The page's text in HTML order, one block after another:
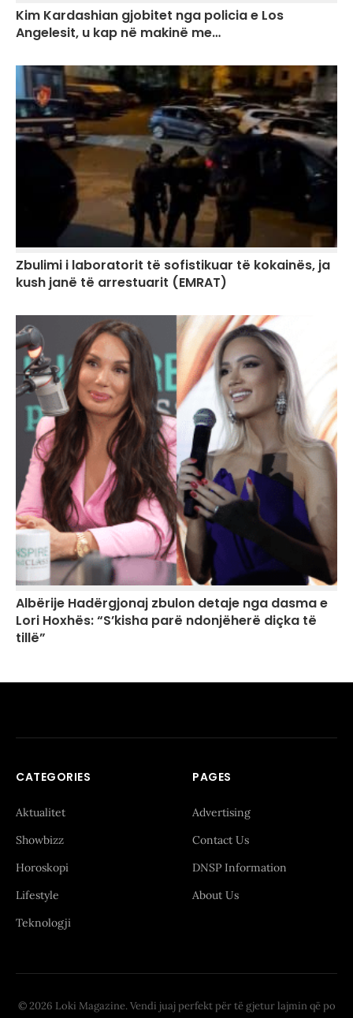
Kim Kardashian gjobitet nga policia e Los
Angelesit, u kap në makinë me…
Zbulimi i laboratorit të sofistikuar të kokainës, ja
kush janë të arrestuarit (EMRAT)
Albërije Hadërgjonaj zbulon detaje nga dasma e
Lori Hoxhës: “S’kisha parë ndonjëherë diçka të
tillë”
CATEGORIES
Aktualitet
Showbizz
Horoskopi
Lifestyle
Teknologji
PAGES
Advertising
Contact Us
DNSP Information
About Us
© 2026 Loki Magazine. Vendi juaj perfekt për të gjetur lajmin që po